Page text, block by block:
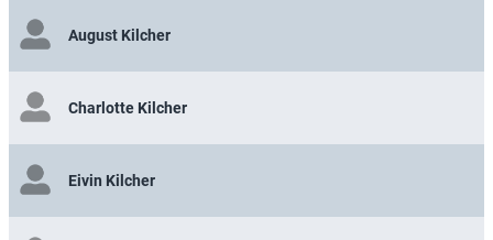
August Kilcher
Charlotte Kilcher
Eivin Kilcher